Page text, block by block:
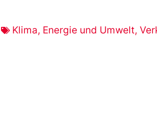
Klima, Energie und Umwelt,